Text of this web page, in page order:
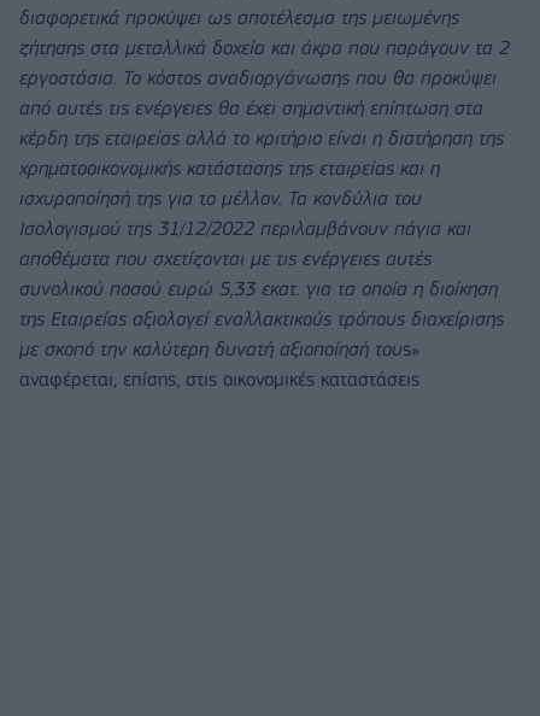
διαφορετικά προκύψει ως αποτέλεσμα της μειωμένης
ζήτησης στα μεταλλικά δοχεία και άκρα που παράγουν τα 2
εργοστάσια. Το κόστος αναδιοργάνωσης που θα προκύψει
από αυτές τις ενέργειες θα έχει σημαντική επίπτωση στα
κέρδη της εταιρείας αλλά το κριτήριο είναι η διατήρηση της
χρηματοοικονομικής κατάστασης της εταιρείας και η
ισχυροποίησή της για το μέλλον. Τα κονδύλια του
Ισολογισμού της 31/12/2022 περιλαμβάνουν πάγια και
αποθέματα που σχετίζονται με τις ενέργειες αυτές
συνολικού ποσού ευρώ 5,33 εκατ. για τα οποία η διοίκηση
της Εταιρείας αξιολογεί εναλλακτικούς τρόπους διαχείρισης
με σκοπό την καλύτερη δυνατή αξιοποίησή τους»
αναφέρεται, επίσης, στις οικονομικές καταστάσεις